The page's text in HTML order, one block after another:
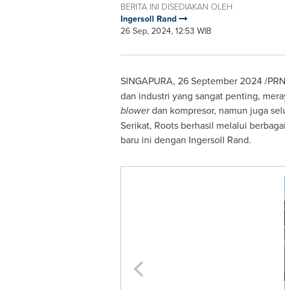
BERITA INI DISEDIAKAN OLEH
Ingersoll Rand
26 Sep, 2024, 12:53 WIB
SINGAPURA, 26 September 2024/
dan industri yang sangat penting,
blowerdan kompresor, namun juga
Serikat, Roots berhasil melalui
baru ini dengan Ingersoll Rand.